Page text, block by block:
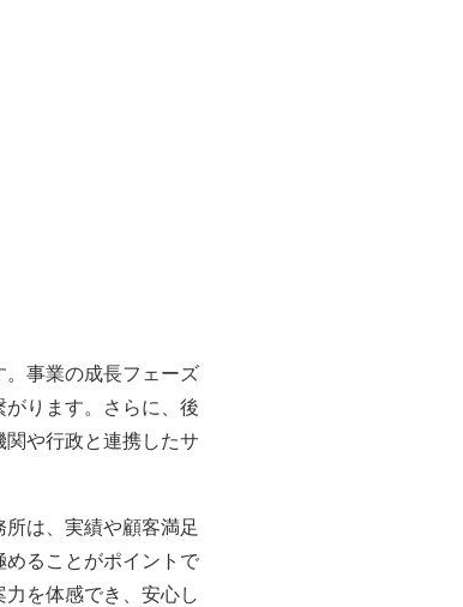
事業の成長フェーズ
ります。さらに、後
や行政と連携したサ
は、実績や顧客満足
ることがポイントで
を体感でき、安心し